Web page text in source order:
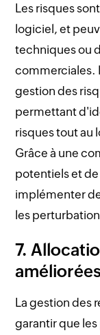
Les risques
logiciel, et
techniques ou
commerciales.
gestion des
permettant
risques tout au
Grâce à une
potentiels et
implémenter
les
7.
La gestion des
garantir que